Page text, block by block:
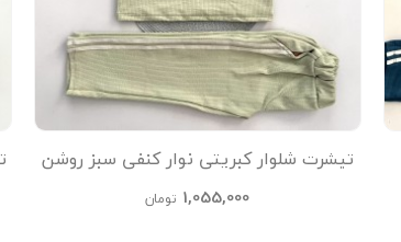
تیشرت شلوار کبریتی نوار کنفی سبز روشن
kids
1,055,000 تومان